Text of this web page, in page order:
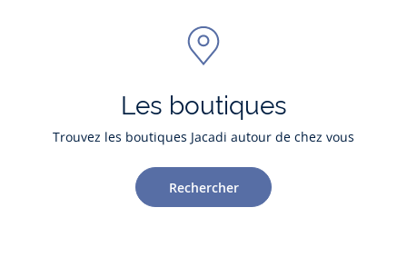
Les boutiques
Trouvez les boutiques Jacadi autour de chez vous
Rechercher